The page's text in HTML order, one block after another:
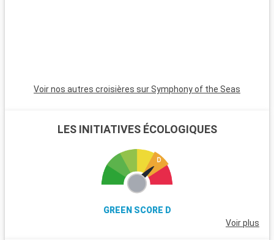
Voir nos autres croisières sur Symphony of the Seas
LES INITIATIVES ÉCOLOGIQUES
GREEN SCORE D
Voir plus